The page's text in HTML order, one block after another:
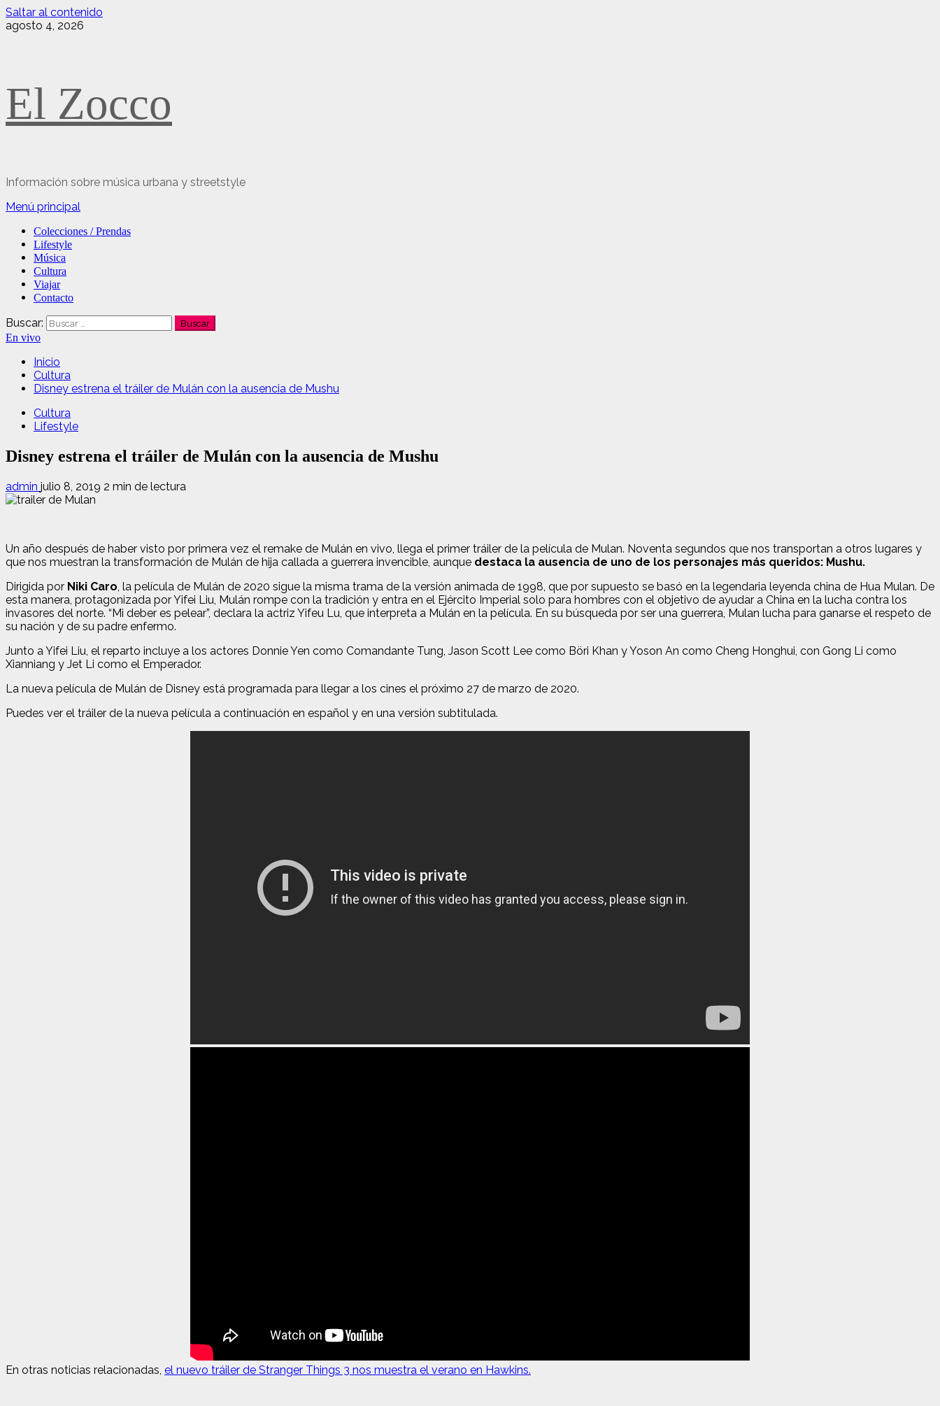
Saltar al contenido
agosto 4, 2026
El Zocco
Información sobre música urbana y streetstyle
Menú principal
Colecciones / Prendas
Lifestyle
Música
Cultura
Viajar
Contacto
Buscar:
En vivo
Inicio
Cultura
Disney estrena el tráiler de Mulán con la ausencia de Mushu
Cultura
Lifestyle
Disney estrena el tráiler de Mulán con la ausencia de Mushu
admin julio 8, 2019 2 min de lectura
Un año después de haber visto por primera vez el remake de Mulán en vivo, llega el primer tráiler de la película de Mulan. Noventa segundos que nos transportan a otros lugares y
que nos muestran la transformación de Mulán de hija callada a guerrera invencible, aunque destaca la ausencia de uno de los personajes más queridos: Mushu.
Dirigida por Niki Caro, la película de Mulán de 2020 sigue la misma trama de la versión animada de 1998, que por supuesto se basó en la legendaria leyenda china de Hua Mulan. De
esta manera, protagonizada por Yifei Liu, Mulán rompe con la tradición y entra en el Ejército Imperial solo para hombres con el objetivo de ayudar a China en la lucha contra los
invasores del norte. “Mi deber es pelear”, declara la actriz Yifeu Lu, que interpreta a Mulán en la película. En su búsqueda por ser una guerrera, Mulan lucha para ganarse el respeto de
su nación y de su padre enfermo.
Junto a Yifei Liu, el reparto incluye a los actores Donnie Yen como Comandante Tung, Jason Scott Lee como Böri Khan y Yoson An como Cheng Honghui, con Gong Li como
Xianniang y Jet Li como el Emperador.
La nueva película de Mulán de Disney está programada para llegar a los cines el próximo 27 de marzo de 2020.
Puedes ver el tráiler de la nueva película a continuación en español y en una versión subtitulada.
En otras noticias relacionadas, el nuevo tráiler de Stranger Things 3 nos muestra el verano en Hawkins.